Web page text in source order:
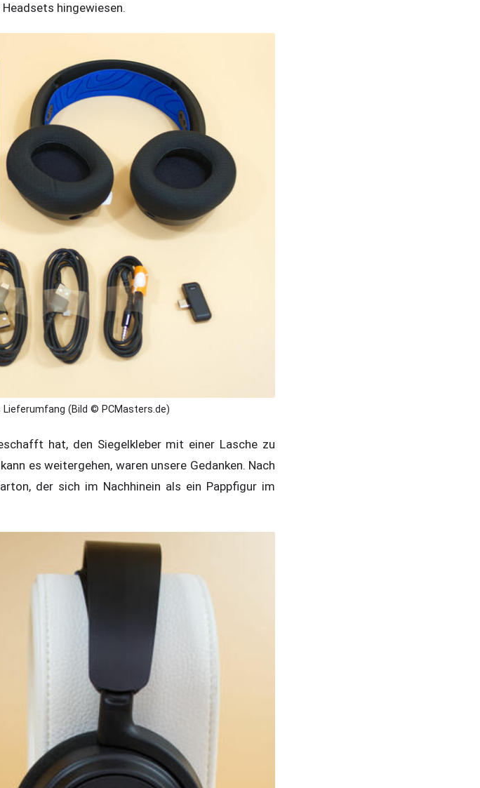
hingewiesen.
(Bild © PCMasters.de)
hat, den Siegelkleber mit einer Lasche zu
es weitergehen, waren unsere Gedanken. Nach
der sich im Nachhinein als ein Pappfigur im